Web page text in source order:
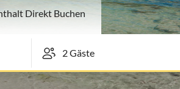
Direkt Buchen